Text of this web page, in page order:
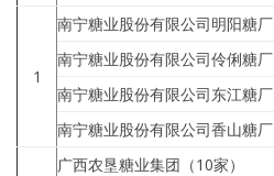
1
南宁糖业股份有限公司明阳糖厂
南宁糖业股份有限公司伶俐糖厂
南宁糖业股份有限公司东江糖厂
南宁糖业股份有限公司香山糖厂
广西农垦糖业集团（10家）